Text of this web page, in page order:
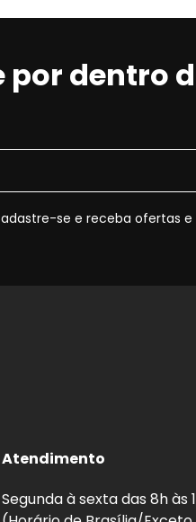
por dentro
se e receba ofertas
Atendimento
Segunda à sexta das 8h às